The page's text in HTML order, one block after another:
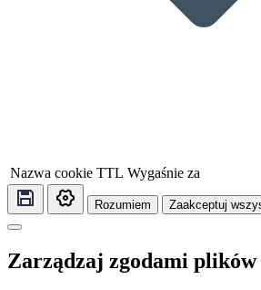
Nazwa cookie TTL Wygaśnie za
Rozumiem Zaakceptuj
Zarządzaj zgodami plików